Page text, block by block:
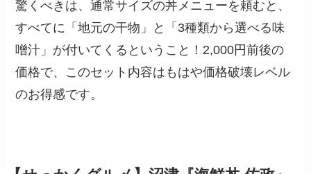
驚くべきは、通常サイズの丼メニューを頼むと、
すべてに「地元の干物」と「3種類から選べる味
噌汁」が付いてくるということ！2,000円前後の
価格で、このセット内容はもはや価格破壊レベル
のお得感です。